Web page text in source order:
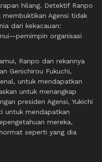
hilang. Detektif Ranpo
Agensi tidak
dari kekacauan:
organisasi
Ranpo dan rekannya
Genichirou Fukuchi,
untuk mendapatkan
untuk menangkap
presiden Agensi, Yukichi
untuk mendapatkan
mereka,
seperti yang dia